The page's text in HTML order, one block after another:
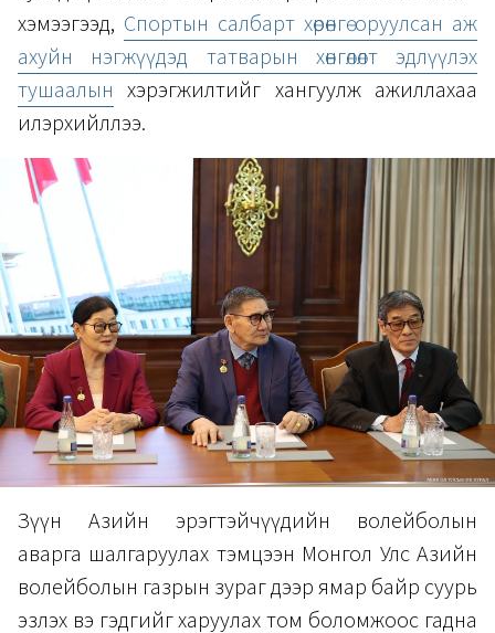
хэмээгээд, Спортын салбарт хөрөнгө оруулсан аж
ахуйн нэгжүүдэд татварын хөнгөлөлт эдлүүлэх
тушаалын хэрэгжилтийг хангуулж ажиллахаа
илэрхийллээ.
Зүүн Азийн эрэгтэйчүүдийн волейболын
аварга шалгаруулах тэмцээн Монгол Улс Азийн
волейболын газрын зураг дээр ямар байр суурь
эзлэх вэ гэдгийг харуулах том боломжоос гадна